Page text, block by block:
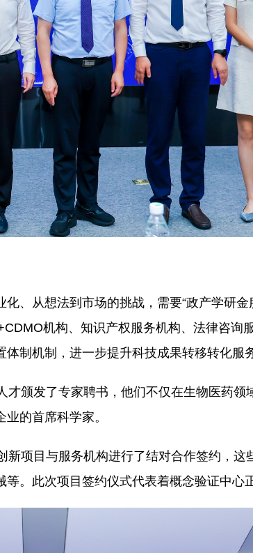
、从想法到市场的挑战，需要“政产学研金
机构、知识产权服务机构、法律咨询
制机制，进一步提升科技成果转移转化服
颁发了专家聘书，他们不仅在生物医药领
的首席科学家。
项目与服务机构进行了结对合作签约，这
。此次项目签约仪式代表着概念验证中心